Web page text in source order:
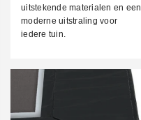
uitstekende materialen en een
moderne uitstraling voor
iedere tuin.